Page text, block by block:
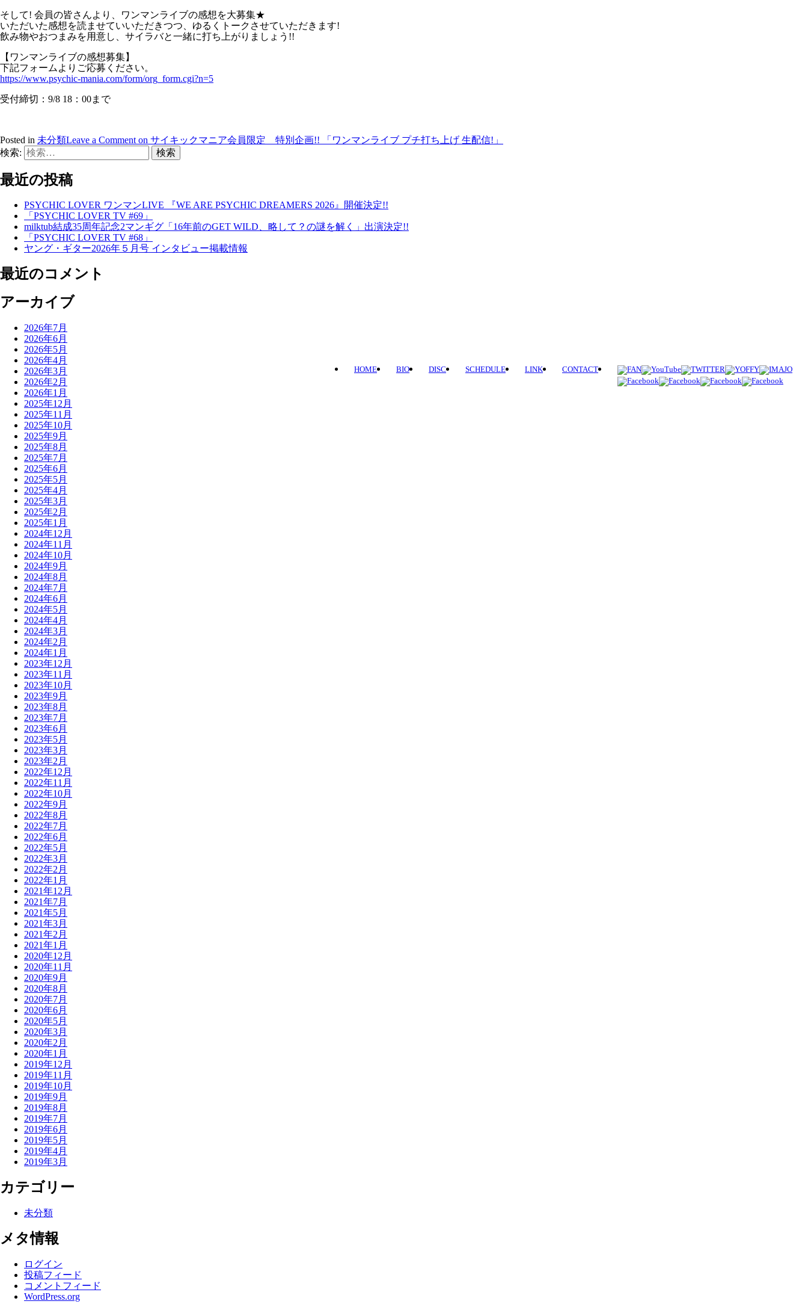
HOME BIO DISC SCHEDULE LINK CONTACT
そして! 会員の皆さんより、ワンマンライブの感想を大募集★
いただいた感想を読ませていいただきつつ、ゆるくトークさせていただきます!
飲み物やおつまみを用意し、サイラバと一緒に打ち上がりましょう!!
【ワンマンライブの感想募集】
下記フォームよりご応募ください。
https://www.psychic-mania.com/form/org_form.cgi?n=5
受付締切：9/8 18：00まで
Posted in 未分類Leave a Comment on サイキックマニア会員限定 特別企画!! 「ワンマンライブ プチ打ち上げ 生配信!」
検索:
最近の投稿
PSYCHIC LOVER ワンマンLIVE 『WE ARE PSYCHIC DREAMERS 2026』開催決定!!
「PSYCHIC LOVER TV #69」
milktub結成35周年記念2マンギグ「16年前のGET WILD、略して？の謎を解く」出演決定!!
「PSYCHIC LOVER TV #68」
ヤング・ギター2026年５月号 インタビュー掲載情報
最近のコメント
アーカイブ
2026年7月
2026年6月
2026年5月
2026年4月
2026年3月
2026年2月
2026年1月
2025年12月
2025年11月
2025年10月
2025年9月
2025年8月
2025年7月
2025年6月
2025年5月
2025年4月
2025年3月
2025年2月
2025年1月
2024年12月
2024年11月
2024年10月
2024年9月
2024年8月
2024年7月
2024年6月
2024年5月
2024年4月
2024年3月
2024年2月
2024年1月
2023年12月
2023年11月
2023年10月
2023年9月
2023年8月
2023年7月
2023年6月
2023年5月
2023年3月
2023年2月
2022年12月
2022年11月
2022年10月
2022年9月
2022年8月
2022年7月
2022年6月
2022年5月
2022年3月
2022年2月
2022年1月
2021年12月
2021年7月
2021年5月
2021年3月
2021年2月
2021年1月
2020年12月
2020年11月
2020年9月
2020年8月
2020年7月
2020年6月
2020年5月
2020年3月
2020年2月
2020年1月
2019年12月
2019年11月
2019年10月
2019年9月
2019年8月
2019年7月
2019年6月
2019年5月
2019年4月
2019年3月
カテゴリー
未分類
メタ情報
ログイン
投稿フィード
コメントフィード
WordPress.org